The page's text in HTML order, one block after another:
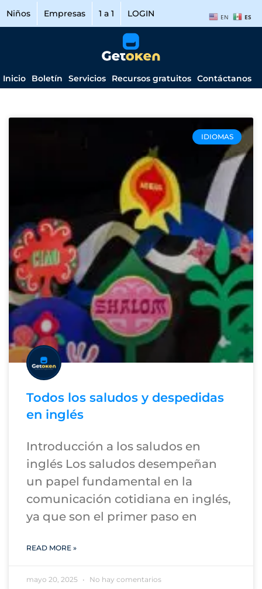
Niños Empresas 1 a 1 LOGIN
Inicio Boletín Servicios Recursos gratuitos Contáctanos
IDIOMAS
Todos los saludos y despedidas
en inglés
Introducción a los saludos en
inglés Los saludos desempeñan
un papel fundamental en la
comunicación cotidiana en inglés,
ya que son el primer paso en
READ MORE »
mayo 20, 2025 No hay comentarios
EN ES